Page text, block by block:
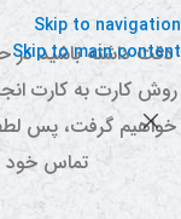
Skip to navigation
Skip to main content
دقت داشته باشید در
روش کارت به کارت
خواهیم گرفت، پس
تماس خود